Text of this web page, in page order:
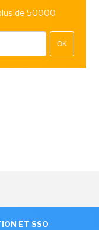
de 50000
OK
ET SSO